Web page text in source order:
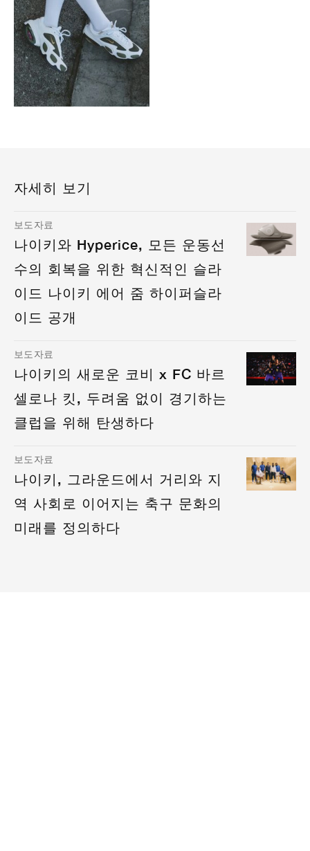
자세히 보기
보도자료
나이키와 Hyperice, 모든 운동선
수의 회복을 위한 혁신적인 슬라
이드 나이키 에어 줌 하이퍼슬라
이드 공개
보도자료
나이키의 새로운 코비 x FC 바르
셀로나 킷, 두려움 없이 경기하는
클럽을 위해 탄생하다
보도자료
나이키, 그라운드에서 거리와 지
역 사회로 이어지는 축구 문화의
미래를 정의하다